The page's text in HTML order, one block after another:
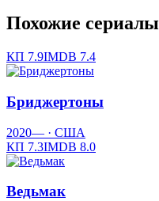
Похожие сериалы
КП 7.9IMDB 7.4
Бриджертоны
2020— · США
КП 7.3IMDB 8.0
Ведьмак